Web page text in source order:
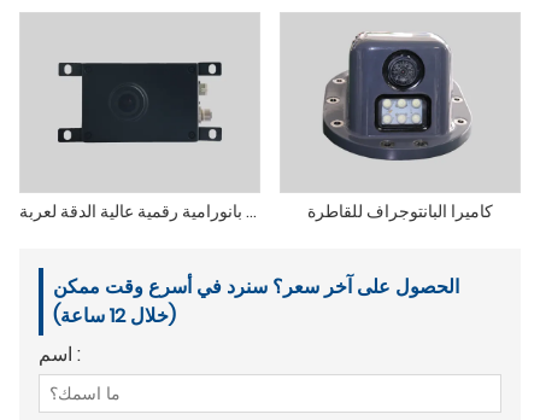
كاميرا بانورامية رقمية عالية الدقة لعربة EMU كاميرا البانتوجراف للقاطرة
الحصول على آخر سعر؟ سنرد في أسرع وقت ممكن
(خلال 12 ساعة)
اسم :